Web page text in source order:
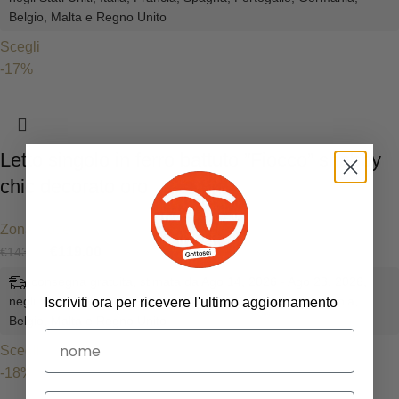
Belgio, Malta e Regno Unito
Scegli
-17%
Letto singolo in ferro battuto ”Fiocco” shabby
chic decorato oro
Zona Notte
€143.00
negli Stati Uniti, Italia, Francia, Spagna, Portogallo, Germania,
Belgio, Malta e Regno Unito
Scegli
-18%
Iscriviti ora per ricevere l'ultimo aggiornamento